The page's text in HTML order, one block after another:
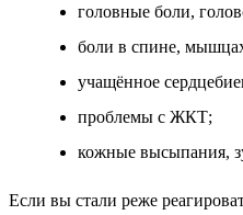
головные боли,
боли в спине,
учащённое
проблемы с ЖКТ;
кожные высыпания,
Если вы стали реже